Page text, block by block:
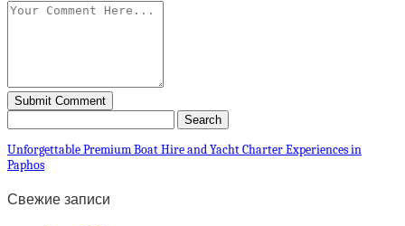
Unforgettable Premium Boat Hire and Yacht Charter Experiences in
Paphos
Свежие записи